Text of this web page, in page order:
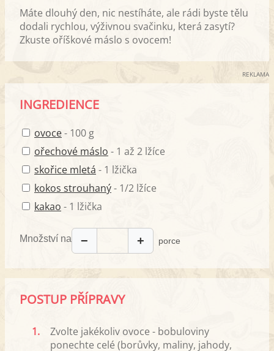
Máte dlouhý den, nic nestíháte, ale rádi byste tělu
dodali rychlou, výživnou svačinku, která zasytí?
Zkuste oříškové máslo s ovocem!
REKLAMA
INGREDIENCE
ovoce- 100 g
ořechové máslo - 1 až 2 lžíce
skořice mletá - 1 lžička
kokos strouhaný- 1/2 lžíce
kakao - 1 lžička
Množství na − + porce
POSTUP PŘÍPRAVY
1.
Zvolte jakékoliv ovoce - bobuloviny
ponechte celé (borůvky, maliny, jahody,